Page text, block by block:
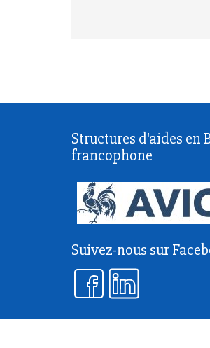
Structures d'aides en
francophone
Suivez-nous sur